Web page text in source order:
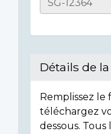
Détails de
Remplissez
téléchargez
dessous.